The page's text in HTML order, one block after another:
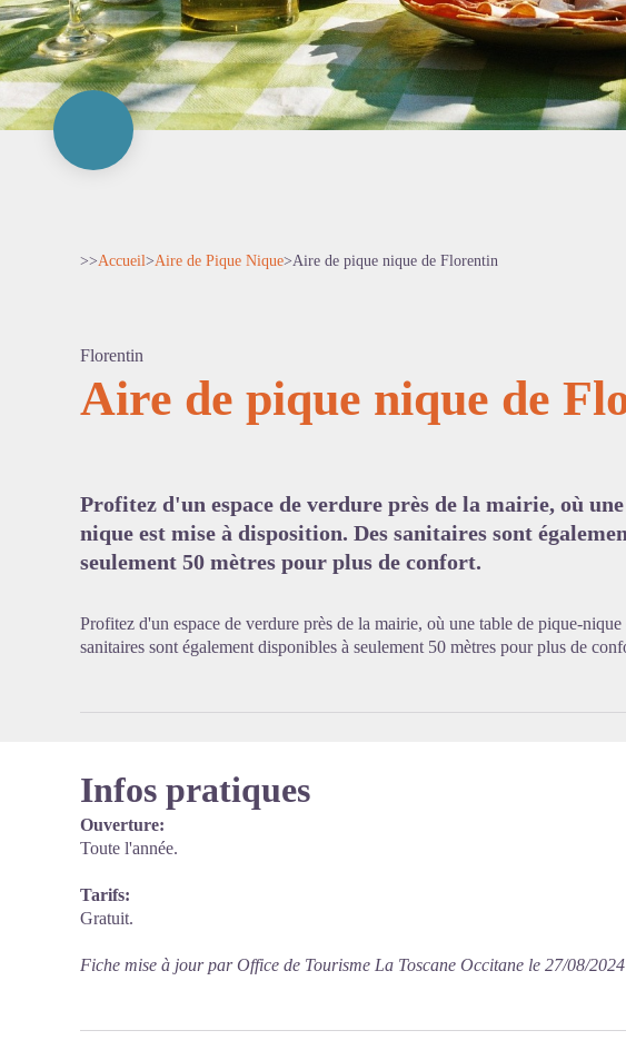
>>Accueil>Aire de Pique Nique>Aire de pique nique de Florentin
Florentin
Aire de pique nique de
Profitez d'un espace de verdure près de la mairie, où
nique est mise à disposition. Des sanitaires sont
seulement 50 mètres pour plus de confort.
Profitez d'un espace de verdure près de la mairie, où une table de pique-
sanitaires sont également disponibles à seulement 50 mètres pour plus de
Infos pratiques
Ouverture:
Toute l'année.
Tarifs:
Gratuit.
Fiche mise à jour par Office de Tourisme La Toscane Occitane le 27/08/2024